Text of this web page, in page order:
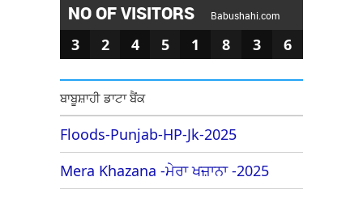
NO OF VISITORS Babushahi.com
3 2 4 5 1 8 3 6
ਬਾਬੂਸ਼ਾਹੀ ਡਾਟਾ ਬੈਂਕ
Floods-Punjab-HP-Jk-2025
Mera Khazana -ਮੇਰਾ ਖਜ਼ਾਨਾ -2025